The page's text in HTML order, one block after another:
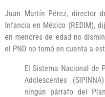
Juan Martín Pérez, director
Infancia en México (REDIM),
en menores de edad no
el PND no tomó en cuenta a
El Sistema Nacional de
Adolescentes
ningún párrafo del